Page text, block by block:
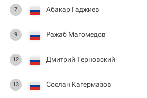
7 Абакар Гаджиев
9 Ражаб Магомедов
12 Дмитрий Терновский
13 Сослан Кагермазов